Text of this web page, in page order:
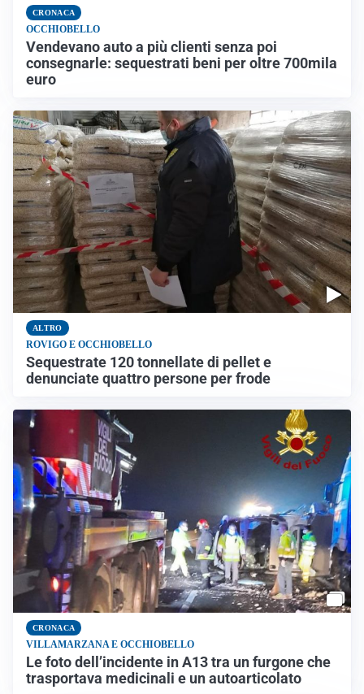
CRONACA
OCCHIOBELLO
Vendevano auto a più clienti senza poi
consegnarle: sequestrati beni per oltre 700mila
euro
ALTRO
ROVIGO E OCCHIOBELLO
Sequestrate 120 tonnellate di pellet e
denunciate quattro persone per frode
CRONACA
VILLAMARZANA E OCCHIOBELLO
Le foto dell’incidente in A13 tra un furgone che
trasportava medicinali e un autoarticolato